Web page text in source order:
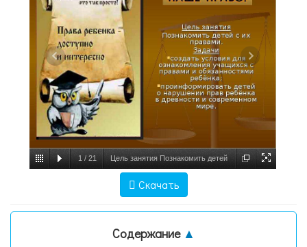
1 / 21 Цель занятия Познакомить детей
ознакомления учащихся с правами и
Скачать
Содержание ▲